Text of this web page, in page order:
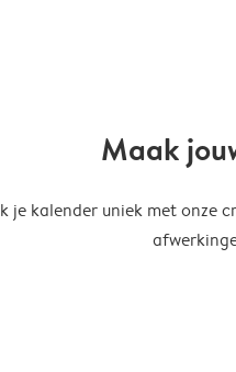
Maak
je kalender uniek met onze